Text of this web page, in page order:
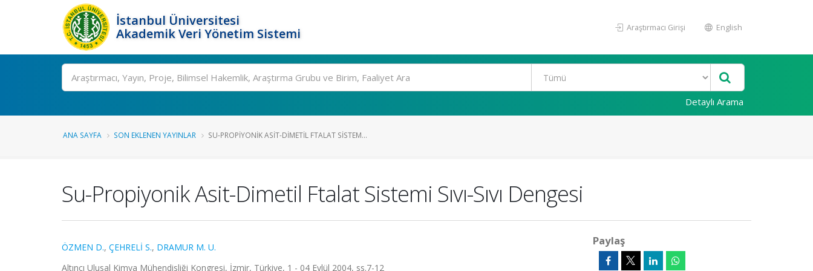
İstanbul Üniversitesi
Akademik Veri Yönetim Sistemi
Araştırmacı Girişi English
Ara
Detaylı Arama
ANA SAYFA SON EKLENEN YAYINLAR SU-PROPIYONIK ASIT-DIMETIL FTALAT SISTEM...
Su-Propiyonik Asit-Dimetil Ftalat Sistemi Sıvı-Sıvı Dengesi
ÖZMEN D., ÇEHRELİ S., DRAMUR M. U.
Altıncı Ulusal Kimya Mühendisliği Kongresi, İzmir, Türkiye, 1 - 04 Eylül 2004, ss.7-12
Paylaş